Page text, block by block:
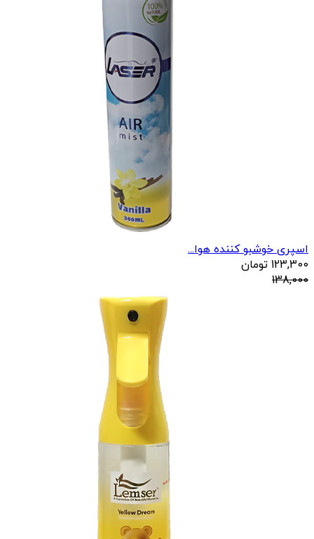
اسپری خوشبو کننده هوا...
123,300 تومان
138,000